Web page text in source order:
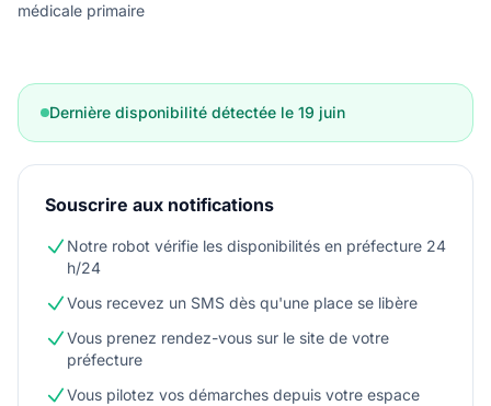
médicale primaire
Dernière disponibilité détectée le 19 juin
Souscrire aux notifications
Notre robot vérifie les disponibilités en préfecture 24
h/24
Vous recevez un SMS dès qu'une place se libère
Vous prenez rendez-vous sur le site de votre
préfecture
Vous pilotez vos démarches depuis votre espace